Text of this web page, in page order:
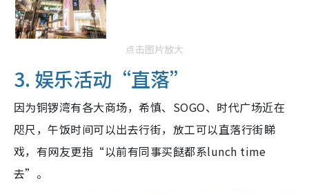
点击图片放大
3. 娱乐活动“直落”
因为铜锣湾有各大商场，希慎、SOGO、时代广场近在
咫尺，午饭时间可以出去行街，放工可以直落行街睇
戏，有网友更指“以前有同事买餸都系lunch time
去”。